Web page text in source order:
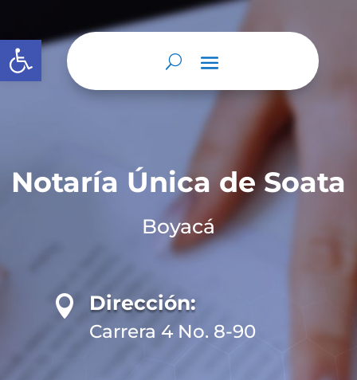
Abrir barra de herramientas
Notaría Única de Soata
Boyacá
 Dirección:
Carrera 4 No. 8-90